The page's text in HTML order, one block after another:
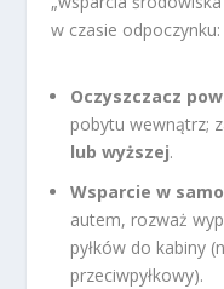
w czasie odpoczynku:
Oczyszczacz
pobytu wewnątrz;
lub wyższej.
Wsparcie w
autem, rozważ
pyłków do kabiny
przeciwpyłkowy).